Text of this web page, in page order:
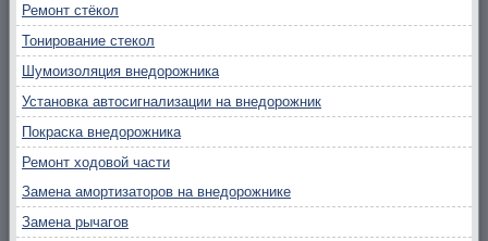
Ремонт стёкол
Тонирование стекол
Шумоизоляция внедорожника
Установка автосигнализации на внедорожник
Покраска внедорожника
Ремонт ходовой части
Замена амортизаторов на внедорожнике
Замена рычагов